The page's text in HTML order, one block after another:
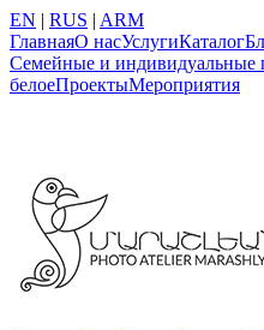
EN | RUS | ARM
ГлавнаяО насУслугиКаталог
Семейные и индивидуальные
белоеПроектыМероприятия